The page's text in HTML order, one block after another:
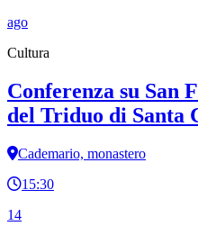
ago
Cultura
Conferenza su San
del Triduo di Santa
Cademario, monastero
15:30
14